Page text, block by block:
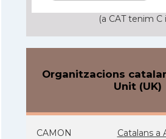
(a CAT tenim C
Organitzacions
Unit (UK)
CAMON Catalans a